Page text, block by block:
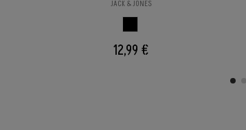
JACK & JONES
12,99 €